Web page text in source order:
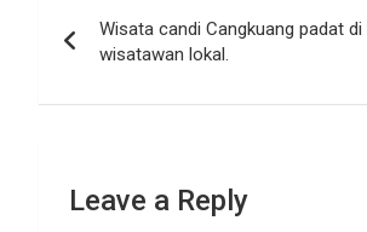
o
o
k
A
p
p
navigation
Wisata candi Cangkuang padat di
wisatawan lokal.
Leave a Reply